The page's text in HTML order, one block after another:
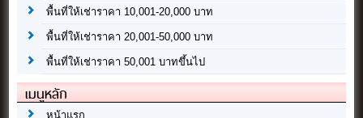
พื้นที่ให้เช่าราคา 10,001-20,000 บาท
พื้นที่ให้เช่าราคา 20,001-50,000 บาท
พื้นที่ให้เช่าราคา 50,001 บาทขึ้นไป
เมนูหลัก
หน้าแรก